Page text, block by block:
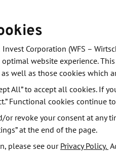
– und wird dabei nun
2040 in allen
wir über unseren Climate
Kara Hurst, Vice
ein besonders wichtiger
Produkten einen
zur Industrialisierung
in seiner Serie-D-
im Rahmen der
Corporation (WFS –
website experience.
well as those cookies which
All” to accept all cookies. If
Functional cookies continue
or revoke your consent at any
at the end of the page.
please see our Privacy Policy.